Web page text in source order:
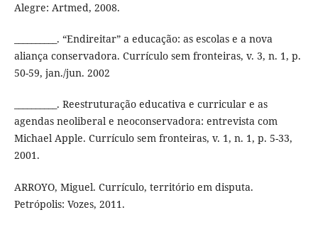
Alegre: Artmed, 2008.
__________. “Endireitar” a educação: as escolas e a nova
aliança conservadora. Currículo sem fronteiras, v. 3, n. 1, p.
50-59, jan./jun. 2002
__________. Reestruturação educativa e curricular e as
agendas neoliberal e neoconservadora: entrevista com
Michael Apple. Currículo sem fronteiras, v. 1, n. 1, p. 5-33,
2001.
ARROYO, Miguel. Currículo, território em disputa.
Petrópolis: Vozes, 2011.